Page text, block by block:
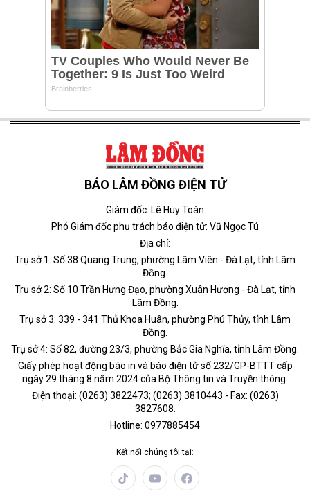
BÁO LÂM ĐỒNG ĐIỆN TỬ
Giám đốc: Lê Huy Toàn
Phó Giám đốc phụ trách báo điện tử: Vũ Ngọc Tú
Địa chỉ:
Trụ sở 1: Số 38 Quang Trung, phường Lâm Viên - Đà Lạt, tỉnh Lâm
Đồng.
Trụ sở 2: Số 10 Trần Hưng Đạo, phường Xuân Hương - Đà Lạt, tỉnh
Lâm Đồng.
Trụ sở 3: 339 - 341 Thủ Khoa Huân, phường Phú Thủy, tỉnh Lâm
Đồng.
Trụ sở 4: Số 82, đường 23/3, phường Bắc Gia Nghĩa, tỉnh Lâm Đồng.
Giấy phép hoạt động báo in và báo điện tử số 232/GP-BTTT cấp
ngày 29 tháng 8 năm 2024 của Bộ Thông tin và Truyền thông.
Điện thoại: (0263) 3822473; (0263) 3810443 - Fax: (0263)
3827608.
Hotline: 0977885454
Kết nối chúng tôi tại: